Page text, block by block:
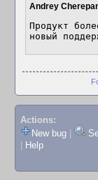
Andrey
Продукт
новый
Actions:
New bug
Help